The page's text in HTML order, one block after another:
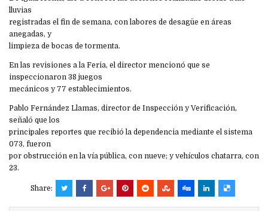
lluvias
registradas el fin de semana, con labores de desagüe en áreas
anegadas, y
limpieza de bocas de tormenta.
En las revisiones a la Feria, el director mencionó que se
inspeccionaron 38 juegos
mecánicos y 77 establecimientos.
Pablo Fernández Llamas, director de Inspección y Verificación,
señaló que los
principales reportes que recibió la dependencia mediante el sistema
073, fueron
por obstrucción en la vía pública, con nueve; y vehículos chatarra, con
23.
Share: